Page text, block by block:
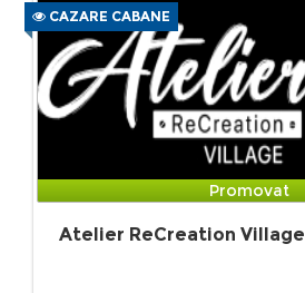
CAZARE CABANE
Promovat
Atelier ReCreation Village